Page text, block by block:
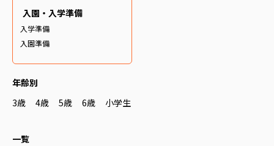
入園・入学準備
入学準備
入園準備
年齢別
3歳
4歳 5歳 6歳 小学生
一覧